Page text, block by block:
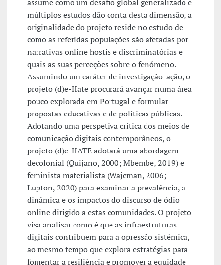
assume como um desafio global generalizado e
múltiplos estudos dão conta desta dimensão, a
originalidade do projeto reside no estudo de
como as referidas populações são afetadas por
narrativas online hostis e discriminatórias e
quais as suas perceções sobre o fenómeno.
Assumindo um caráter de investigação-ação, o
projeto (d)e-Hate procurará avançar numa área
pouco explorada em Portugal e formular
propostas educativas e de políticas públicas.
Adotando uma perspetiva crítica dos meios de
comunicação digitais contemporâneos, o
projeto (d)e-HATE adotará uma abordagem
decolonial (Quijano, 2000; Mbembe, 2019) e
feminista materialista (Wajcman, 2006;
Lupton, 2020) para examinar a prevalência, a
dinâmica e os impactos do discurso de ódio
online dirigido a estas comunidades. O projeto
visa analisar como é que as infraestruturas
digitais contribuem para a opressão sistémica,
ao mesmo tempo que explora estratégias para
fomentar a resiliência e promover a equidade